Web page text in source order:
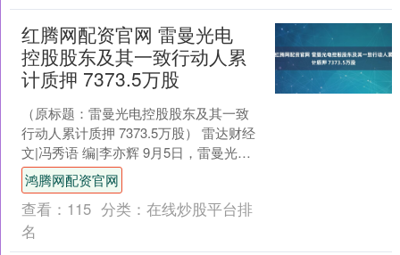
红腾网配资官网 雷曼光电
控股股东及其一致行动人累
计质押 7373.5万股
（原标题：雷曼光电控股股东及其一致
行动人累计质押 7373.5万股） 雷达财经
文|冯秀语 编|李亦辉 9月5日，雷曼光电
（证券代码：300162）发布公告称，....
鸿腾网配资官网
查看： 115 分类： 在线炒股平台排
名